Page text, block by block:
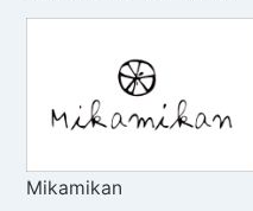
Mikamikan